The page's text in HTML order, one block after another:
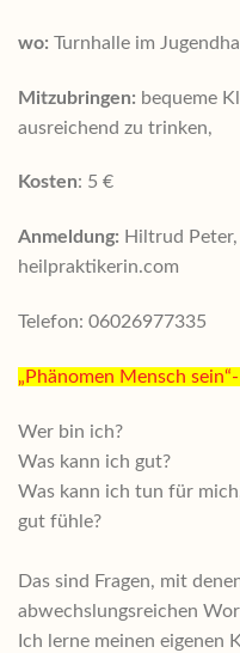
wo: Turnhalle im
Mitzubringen: bequeme
ausreichend zu trinken,
Kosten: 5 €
Anmeldung: Hiltrud
heilpraktikerin.com
Telefon: 06026977335
„Phänomen Mensch
Wer bin ich?
Was kann ich gut?
Was kann ich tun für
gut fühle?
Das sind Fragen, mit
abwechslungsreichen
Ich lerne meinen eigenen